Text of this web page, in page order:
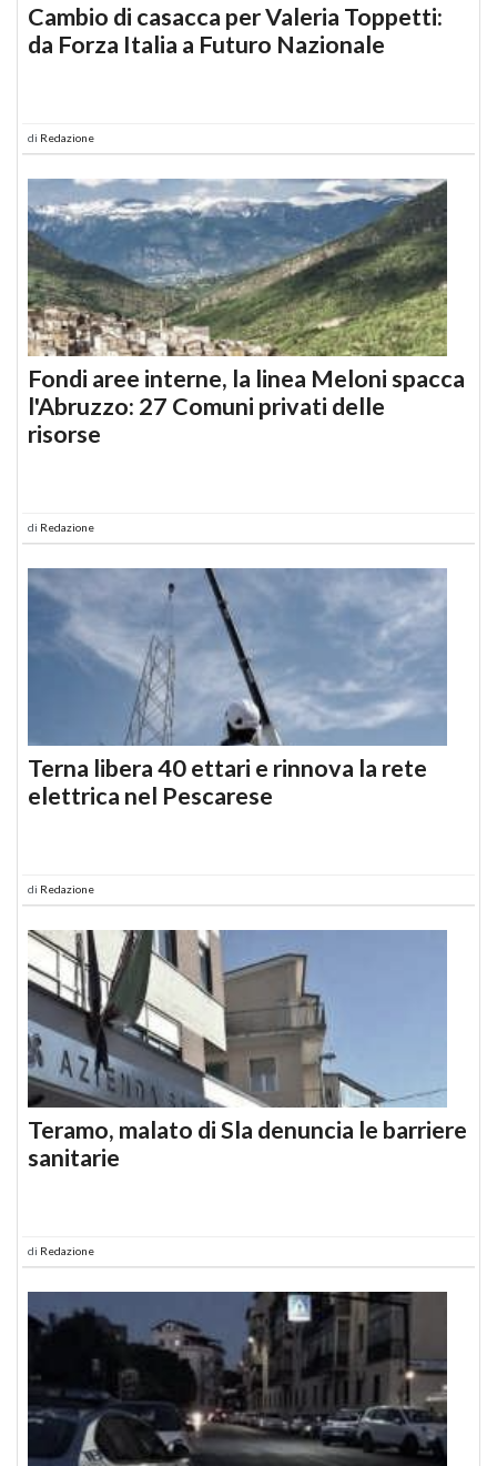
Cambio di casacca per Valeria Toppetti:
da Forza Italia a Futuro Nazionale
di Redazione
Fondi aree interne, la linea Meloni spacca
l'Abruzzo: 27 Comuni privati delle
risorse
di Redazione
Terna libera 40 ettari e rinnova la rete
elettrica nel Pescarese
di Redazione
Teramo, malato di Sla denuncia le barriere
sanitarie
di Redazione